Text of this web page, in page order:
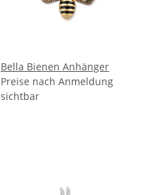
Bella Bienen Anhänger
Preise nach Anmeldung
sichtbar